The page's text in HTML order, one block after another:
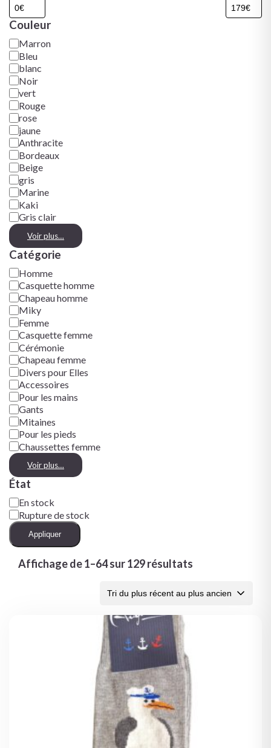
Affichage de 1–64 sur 129 résultats
Couleur
Marron
Bleu
blanc
Noir
vert
Rouge
rose
jaune
Anthracite
Bordeaux
Beige
gris
Marine
Kaki
Gris clair
Voir plus…
Catégorie
Homme
Casquette homme
Chapeau homme
Miky
Femme
Casquette femme
Cérémonie
Chapeau femme
Divers pour Elles
Accessoires
Pour les mains
Gants
Mitaines
Pour les pieds
Chaussettes femme
Voir plus…
État
En stock
Rupture de stock
Appliquer